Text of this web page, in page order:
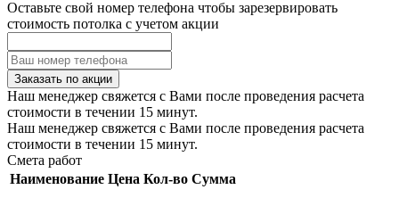
Оставьте свой номер телефона чтобы зарезервировать
стоимость потолка с учетом акции
Заказать по акции
Наш менеджер свяжется с Вами после проведения расчета
стоимости в течении 15 минут.
Наш менеджер свяжется с Вами после проведения расчета
стоимости в течении 15 минут.
Смета работ
Наименование Цена Кол-во Сумма